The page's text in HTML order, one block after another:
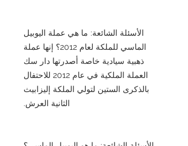
الأسئلة الشائعة: ما هي عملة اليوبيل
الماسي للملكة لعام 2012؟ إنها عملة
ذهبية سيادية خاصة أصدرتها دار سك
العملة الملكية في عام 2012 للاحتفال
بالذكرى الستين لتولي الملكة إليزابيث
الثانية العرش.